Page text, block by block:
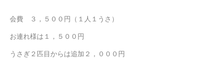
会費 ３，５００円（１人１うさ）
お連れ様は１，５００円
うさぎ２匹目からは追加２，０００円